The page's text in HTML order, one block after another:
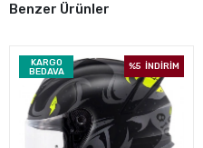
Benzer Ürünler
KARGO
BEDAVA
%5 İNDİRİM